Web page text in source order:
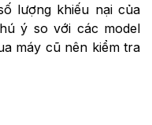
lượng khiếu nại của
ý so với các model
máy cũ nên kiểm tra